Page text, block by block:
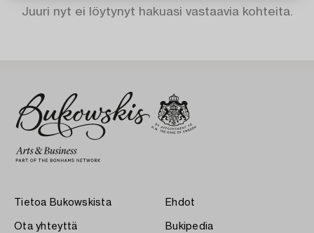
Juuri nyt ei löytynyt hakuasi vastaavia kohteita.
Tietoa Bukowskista
Ota yhteyttä
Ehdot
Bukipedia